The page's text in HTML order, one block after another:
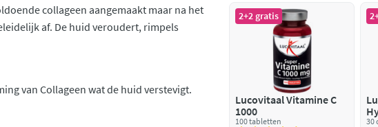
collageen aangemaakt maar na het
af. De huid veroudert, rimpels
van Collageen wat de huid verstevigt.
2+2 gratis
Lucovitaal Vitamine C
1000
100 tabletten
30